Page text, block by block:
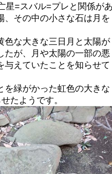
星=スバル=プレと関係が
、その中の小さな石は月を
色な大きな三日月と太陽が
たが、月や太陽の一部の悪
与えていたことを知らせて
を緑がかった虹色の大きな
たようです。